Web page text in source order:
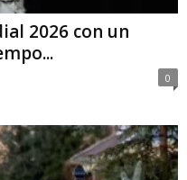
2026 con un
0